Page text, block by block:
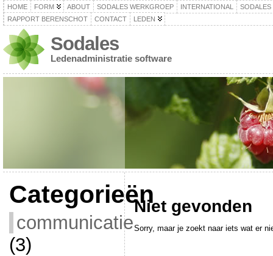
HOME FORM ABOUT SODALES WERKGROEP INTERNATIONAL
SODALES
RAPPORT BERENSCHOT
CONTACT LEDEN
Sodales
Ledenadministratie software
Categorieën
communicatie
(3)
Niet gevonden
Sorry, maar je zoekt naar iets wat er